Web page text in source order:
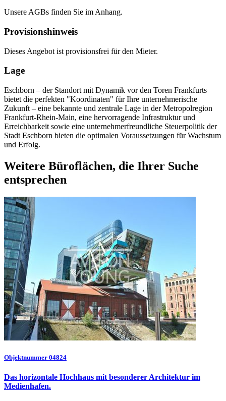
Unsere AGBs finden Sie im Anhang.
Provisionshinweis
Dieses Angebot ist provisionsfrei für den Mieter.
Lage
Eschborn – der Standort mit Dynamik vor den Toren Frankfurts
bietet die perfekten "Koordinaten" für Ihre unternehmerische
Zukunft – eine bekannte und zentrale Lage in der Metropolregion
Frankfurt-Rhein-Main, eine hervorragende Infrastruktur und
Erreichbarkeit sowie eine unternehmerfreundliche Steuerpolitik der
Stadt Eschborn bieten die optimalen Voraussetzungen für Wachstum
und Erfolg.
Weitere Büroflächen, die Ihrer Suche
entsprechen
Objektnummer 04824
Das horizontale Hochhaus mit besonderer Architektur im
Medienhafen.